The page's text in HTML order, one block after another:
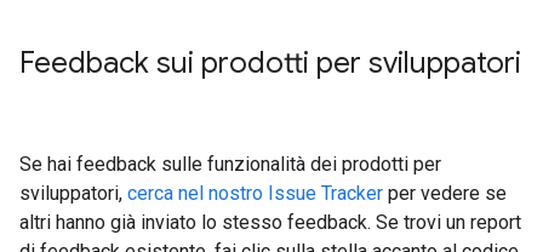
Feedback sui prodotti per sviluppatori
Se hai feedback sulle funzionalità dei prodotti per
sviluppatori, cerca nel nostro Issue Tracker per vedere se
altri hanno già inviato lo stesso feedback. Se trovi un report